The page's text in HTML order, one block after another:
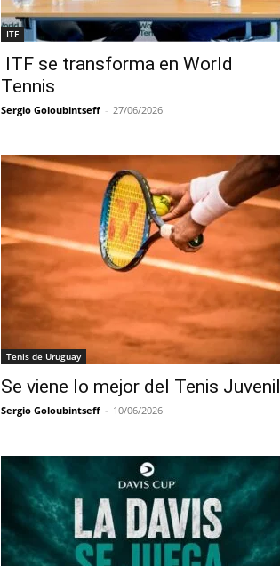
ITF
ITF se transforma en World
Tennis
Sergio Goloubintseff - 27/06/2026
Tenis de Uruguay
Se viene lo mejor del Tenis Juvenil
Sergio Goloubintseff - 10/06/2026